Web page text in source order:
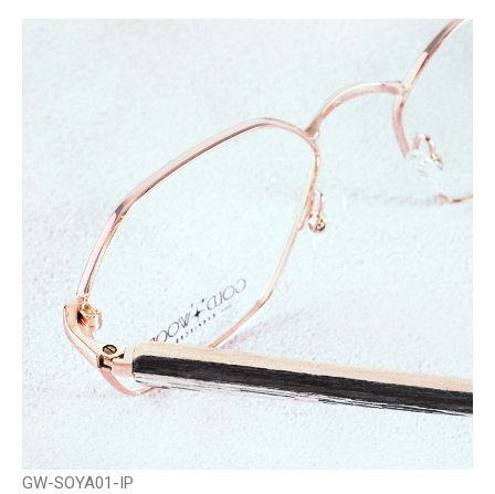
GW-SOYA01-IP